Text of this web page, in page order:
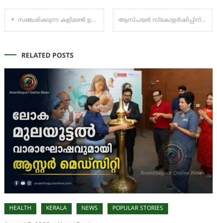
Post
സഞ്ചരിക്കുന്ന കളിമൺ ഉത്പന്ന വിപണനശാലയ്ക്കു തുടക്കമായി ആസ്പയർ സ്കോളർഷിപ്പിന് അപേക്ഷിക്കേണ്ട അവസാന തിയ്യതി മാർച്ച് എട്ടു വരെ നീട്ടി
RELATED POSTS
HEALTH KERALA NEWS POPULAR STORIES